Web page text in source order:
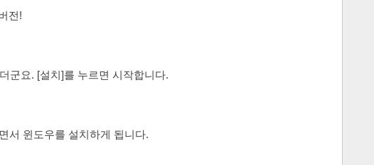
전!
군요. [설치]를 누르면 시작합니다.
서 윈도우를 설치하게 됩니다.